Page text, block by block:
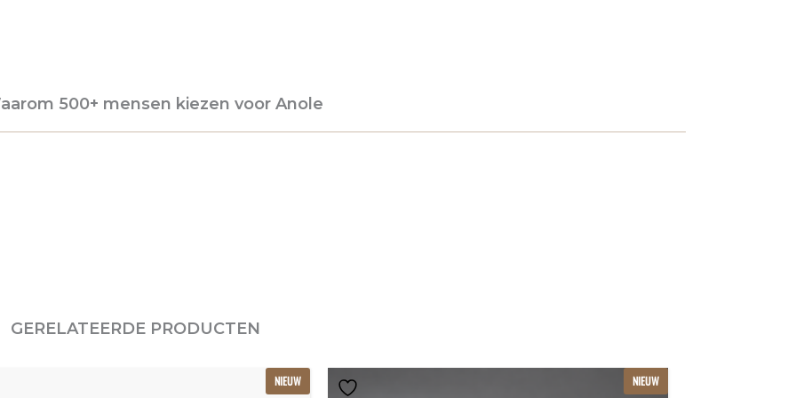
500+ mensen kiezen voor Anole
GERELATEERDE PRODUCTEN
NIEUW NIEUW